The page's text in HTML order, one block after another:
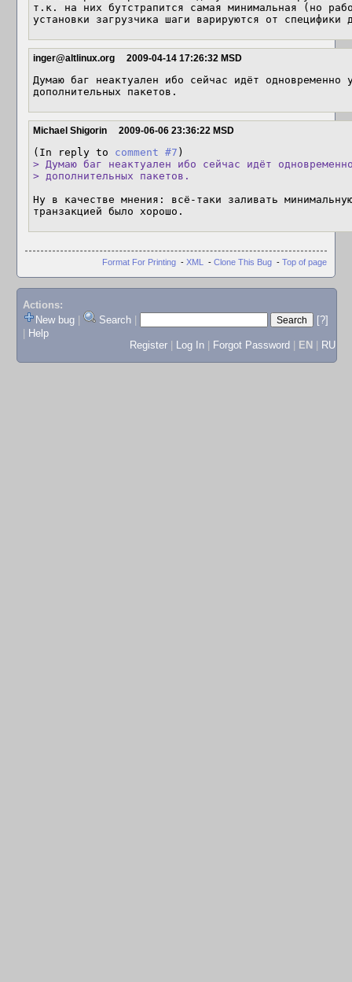
т.к. на них бутстрапится самая минимальная (но
inger@altlinux.org 2009-04-14 17:26:32 MSD
Думаю баг неактуален ибо сейчас идёт одновременно
дополнительных пакетов.
Michael Shigorin 2009-06-06 23:36:22 MSD
(In reply to comment #7
> Думаю баг неактуален ибо сейчас идёт
> дополнительных пакетов.
Ну в качестве мнения: всё-таки заливать
транзакцией было хорошо.
Format For Printing - XML - Clone This Bug - Top of page
Actions:
New bug
Search
[?]
Help
Register
Log In Forgot Password EN RU